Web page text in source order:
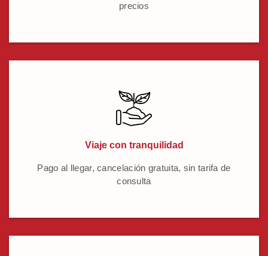
precios
Viaje con tranquilidad
Pago al llegar, cancelación gratuita, sin tarifa de
consulta